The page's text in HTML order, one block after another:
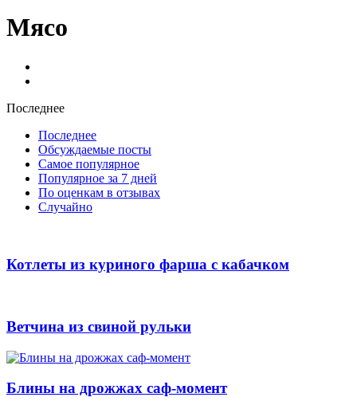
Мясо
Последнее
Последнее
Обсуждаемые посты
Самое популярное
Популярное за 7 дней
По оценкам в отзывах
Случайно
Котлеты из куриного фарша с кабачком
Ветчина из свиной рульки
Блины на дрожжах саф-момент